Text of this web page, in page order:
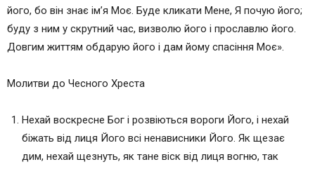
його, бо він знає ім’я Моє. Буде кликати Мене, Я почую його;
буду з ним у скрутний час, визволю його і прославлю його.
Довгим життям обдарую його і дам йому спасіння Моє».
Молитви до Чесного Хреста
Нехай воскресне Бог і розвіються вороги Його, і нехай
біжать від лиця Його всі ненависники Його. Як щезає
дим, нехай щезнуть, як тане віск від лиця вогню, так